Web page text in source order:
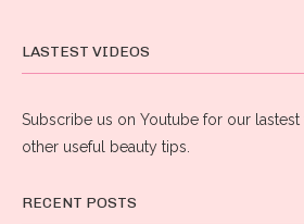
LASTEST VIDEOS
Subscribe us on Youtube for our
other useful beauty tips.
RECENT POSTS